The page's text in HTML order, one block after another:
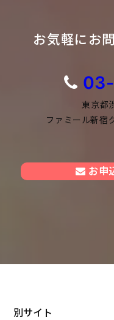
お気軽にお
東京都
ファミール新宿
お申
別サイト